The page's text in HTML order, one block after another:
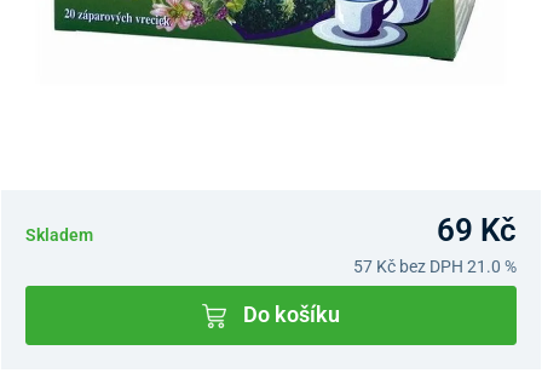
Skladem 69 Kč
57 Kč bez DPH 21.0 %
Do košíku